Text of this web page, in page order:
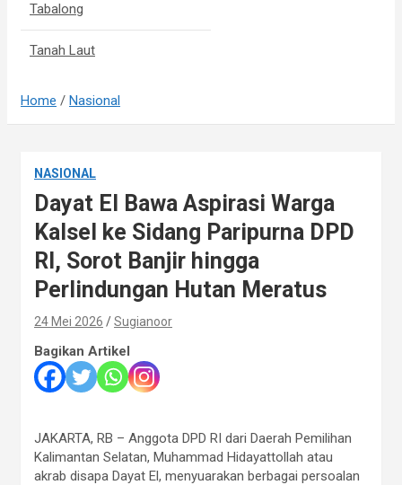
Tabalong
Tanah Laut
Home Nasional
NASIONAL
Dayat El Bawa Aspirasi Warga
Kalsel ke Sidang Paripurna DPD
RI, Sorot Banjir hingga
Perlindungan Hutan Meratus
24 Mei 2026 Sugianoor
Bagikan Artikel
JAKARTA, RB – Anggota DPD RI dari Daerah Pemilihan
Kalimantan Selatan, Muhammad Hidayattollah atau
akrab disapa Dayat El, menyuarakan berbagai persoalan